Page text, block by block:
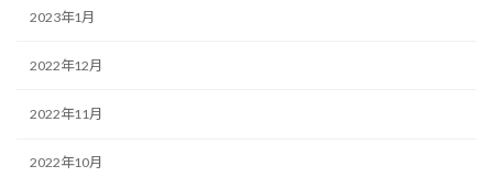
2023年1月
2022年12月
2022年11月
2022年10月